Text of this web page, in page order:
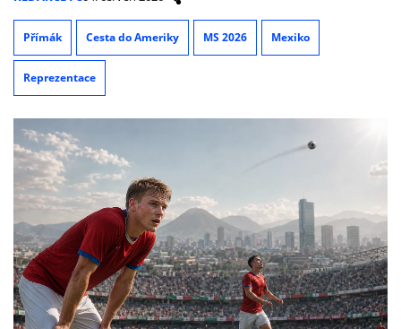
Přímák Cesta do Ameriky MS 2026 Mexiko
Reprezentace